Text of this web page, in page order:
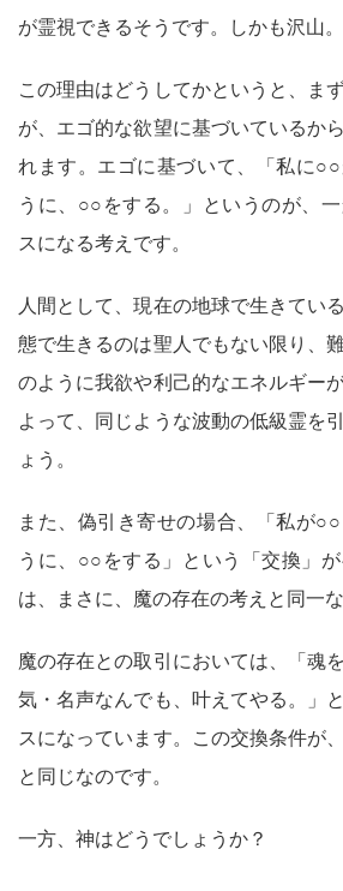
が霊視できるそうです。しかも沢山。
この理由はどうしてかというと、ま
が、エゴ的な欲望に基づいているか
れます。エゴに基づいて、「私に
うに、○○をする。」というのが、
スになる考えです。
人間として、現在の地球で生きてい
態で生きるのは聖人でもない限り、
のように我欲や利己的なエネルギー
よって、同じような波動の低級霊を
ょう。
また、偽引き寄せの場合、「私が
うに、○○をする」という「交換」
は、まさに、魔の存在の考えと同一な
魔の存在との取引においては、「魂
気・名声なんでも、叶えてやる。」
スになっています。この交換条件が
と同じなのです。
一方、神はどうでしょうか？